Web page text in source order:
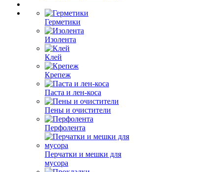
Герметики
Изолента
Клей
Крепеж
Паста и лен-коса
Пены и очистители
Перфолента
Перчатки и мешки для
мусора